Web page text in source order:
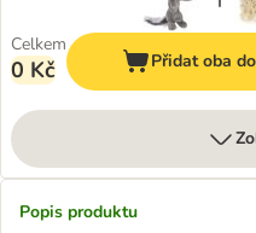
Celkem
0 Kč Přidat oba
Popis produktu